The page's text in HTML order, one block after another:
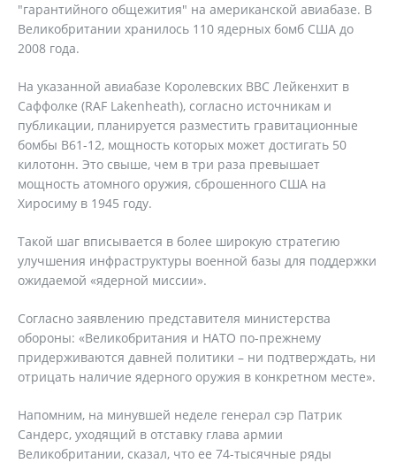
"гарантийного общежития" на американской авиабазе. В
Великобритании хранилось 110 ядерных бомб США до
2008 года.
На указанной авиабазе Королевских ВВС Лейкенхит в
Саффолке (RAF Lakenheath), согласно источникам и
публикации, планируется разместить гравитационные
бомбы B61-12, мощность которых может достигать 50
килотонн. Это свыше, чем в три раза превышает
мощность атомного оружия, сброшенного США на
Хиросиму в 1945 году.
Такой шаг вписывается в более широкую стратегию
улучшения инфраструктуры военной базы для поддержки
ожидаемой «ядерной миссии».
Согласно заявлению представителя министерства
обороны: «Великобритания и НАТО по-прежнему
придерживаются давней политики – ни подтверждать, ни
отрицать наличие ядерного оружия в конкретном месте».
Напомним, на минувшей неделе генерал сэр Патрик
Сандерс, уходящий в отставку глава армии
Великобритании, сказал, что ее 74-тысячные ряды